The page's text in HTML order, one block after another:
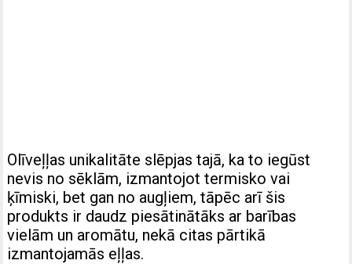
Olīveļļas unikalitāte slēpjas tajā, ka to iegūst
nevis no sēklām, izmantojot termisko vai
ķīmiski, bet gan no augļiem, tāpēc arī šis
produkts ir daudz piesātinātāks ar barības
vielām un aromātu, nekā citas pārtikā
izmantojamās eļļas.